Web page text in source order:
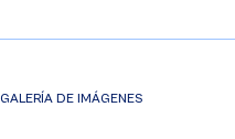
GALERÍA DE IMÁGENES